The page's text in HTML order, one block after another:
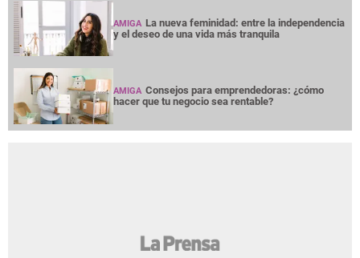
AMIGA La nueva feminidad: entre la independencia
y el deseo de una vida más tranquila
AMIGA Consejos para emprendedoras: ¿cómo
hacer que tu negocio sea rentable?